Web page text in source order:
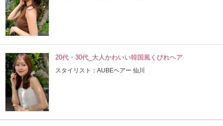
20代・30代_大人かわいい韓国風くびれヘア
スタイリスト：AUBEヘアー 仙川